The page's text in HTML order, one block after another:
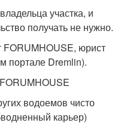
участка, и
получать не нужно.
FORUMHOUSE, юрист
портале Dremlin).
водоемов чисто
карьер)